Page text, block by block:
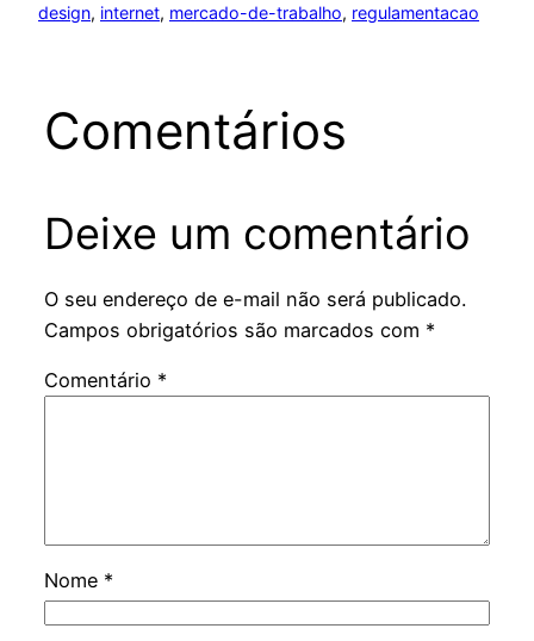
design, internet, mercado-de-trabalho, regulamentacao
Comentários
Deixe um comentário
O seu endereço de e-mail não será publicado.
Campos obrigatórios são marcados com *
Comentário *
Nome *